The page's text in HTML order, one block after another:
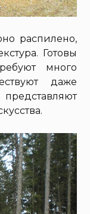
распилено,
Готовы
много
даже